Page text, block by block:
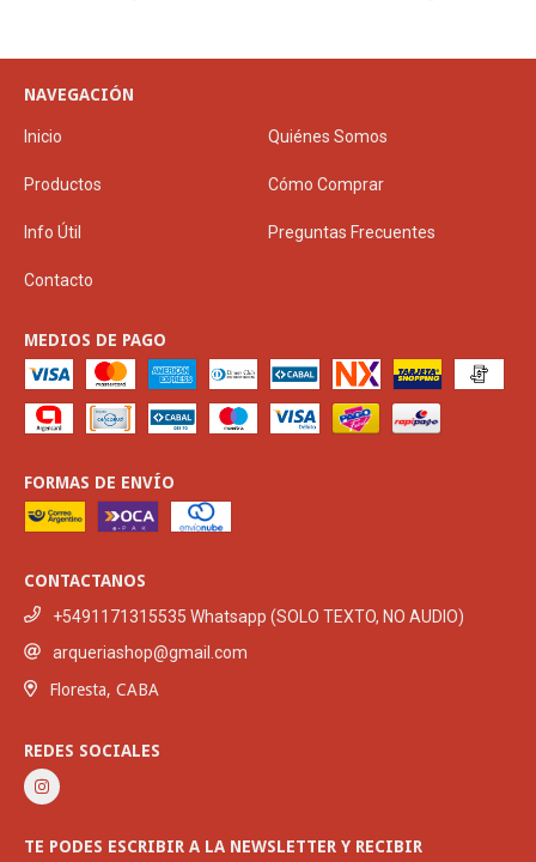
NAVEGACIÓN
Inicio Quiénes Somos
Productos Cómo Comprar
Info Útil Preguntas Frecuentes
Contacto
MEDIOS DE PAGO
FORMAS DE ENVÍO
CONTACTANOS
+5491171315535 Whatsapp (SOLO TEXTO, NO AUDIO)
arqueriashop@gmail.com
Floresta, CABA
REDES SOCIALES
TE PODES ESCRIBIR A LA NEWSLETTER Y RECIBIR